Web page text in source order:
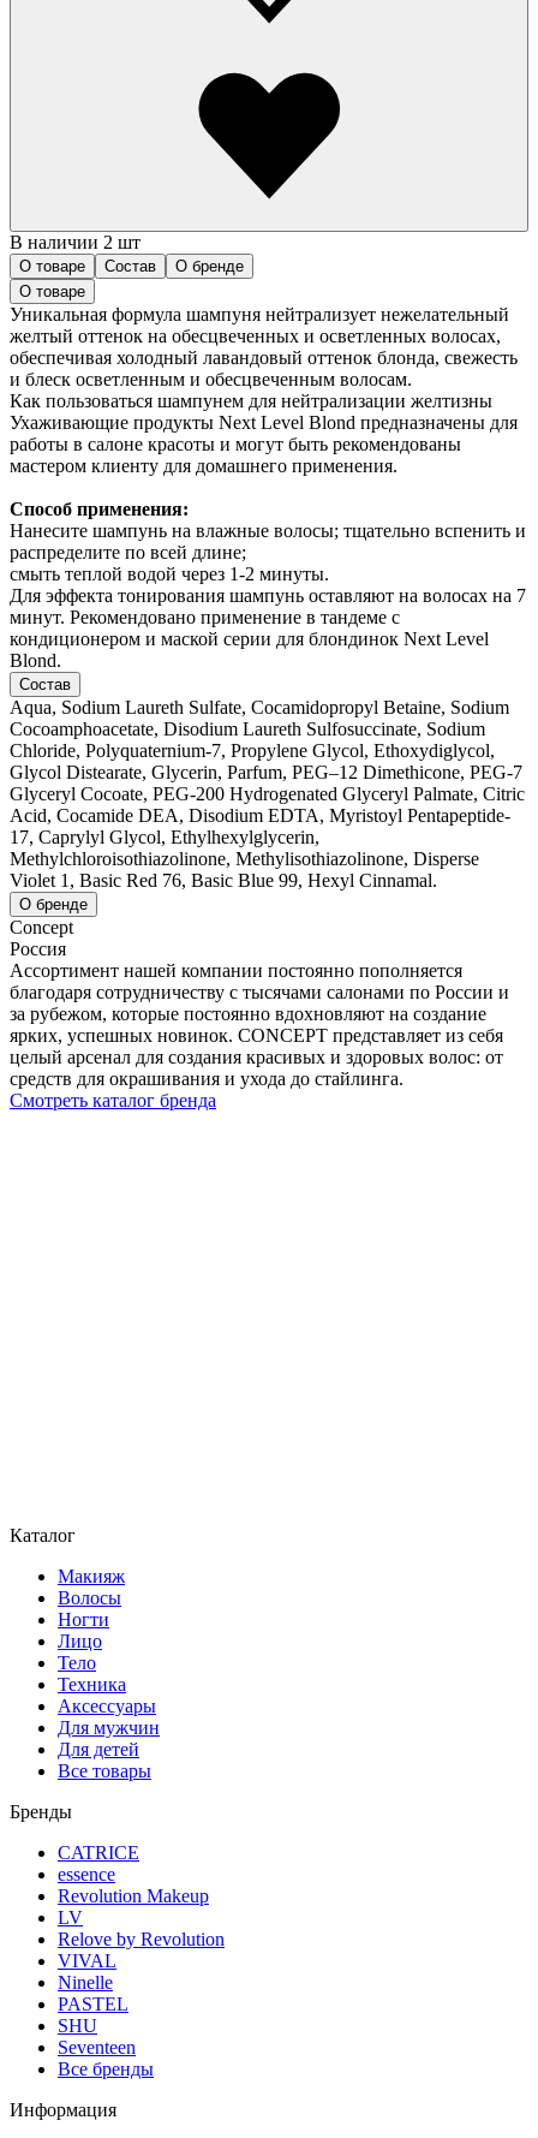
В наличии 2 шт
О товаре Состав
О бренде
О товаре
Уникальная формула шампуня нейтрализует нежелательный
желтый оттенок на обесцвеченных и осветленных волосах,
обеспечивая холодный лавандовый оттенок блонда, свежесть
и блеск осветленным и обесцвеченным волосам.
Как пользоваться шампунем для нейтрализации желтизны
Ухаживающие продукты Next Level Blond предназначены для
работы в салоне красоты и могут быть рекомендованы
мастером клиенту для домашнего применения.
Способ применения:
Нанесите шампунь на влажные волосы; тщательно вспенить и
распределите по всей длине;
смыть теплой водой через 1-2 минуты.
Для эффекта тонирования шампунь оставляют на волосах на 7
минут. Рекомендовано применение в тандеме с
кондиционером и маской серии для блондинок Next Level
Blond.
Состав
Aqua, Sodium Laureth Sulfate, Cocamidopropyl Betaine, Sodium
Cocoamphoacetate, Disodium Laureth Sulfosuccinate, Sodium
Chloride, Polyquaternium-7, Propylene Glycol, Ethoxydiglycol,
Glycol Distearate, Glycerin, Parfum, PEG–12 Dimethicone, PEG-7
Glyceryl Cocoate, PEG-200 Hydrogenated Glyceryl Palmate, Citric
Acid, Cocamide DEA, Disodium EDTA, Myristoyl Pentapeptide-
17, Caprylyl Glycol, Ethylhexylglycerin,
Methylchloroisothiazolinone, Methylisothiazolinone, Disperse
Violet 1, Basic Red 76, Basic Blue 99, Нexyl Cinnamal.
О бренде
Concept
Россия
Ассортимент нашей компании постоянно пополняется
благодаря сотрудничеству с тысячами салонами по России и
за рубежом, которые постоянно вдохновляют на создание
ярких, успешных новинок. CONCEPT представляет из себя
целый арсенал для создания красивых и здоровых волос: от
средств для окрашивания и ухода до стайлинга.
Смотреть каталог бренда
Каталог
Макияж
Волосы
Ногти
Лицо
Тело
Техника
Аксессуары
Для мужчин
Для детей
Все товары
Бренды
CATRICE
essence
Revolution Makeup
LV
Relove by Revolution
VIVAL
Ninelle
PASTEL
SHU
Seventeen
Все бренды
Информация